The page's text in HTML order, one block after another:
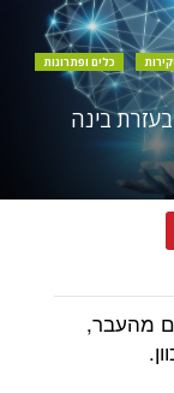
כלים ופתרונות
בעזרת בינה
מהעבר,